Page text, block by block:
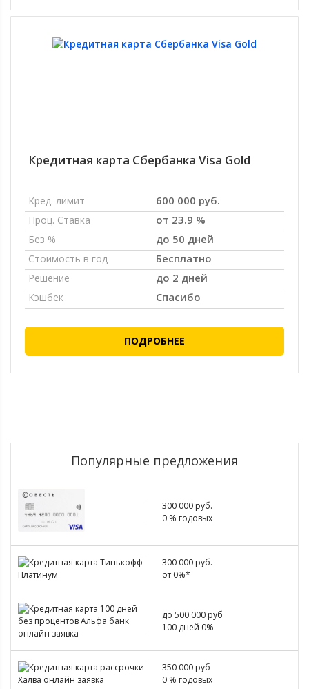
Кредитная карта Сбербанка Visa Gold
Кред. лимит 600 000 руб.
Проц. Ставка от 23.9 %
Без % до 50 дней
Стоимость в год Бесплатно
Решение до 2 дней
Кэшбек Спасибо
ПОДРОБНЕЕ
Популярные предложения
300 000 руб.
0 % годовых
300 000 руб.
от 0%*
до 500 000 руб
100 дней 0%
350 000 руб
0 % годовых